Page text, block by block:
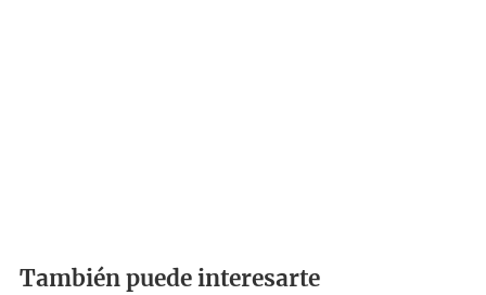
También puede interesarte